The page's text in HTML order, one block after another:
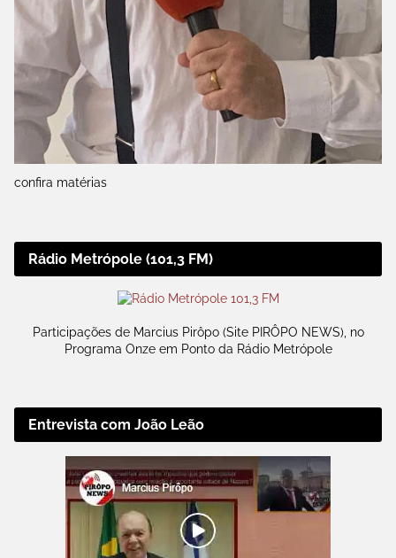
confira matérias
Rádio Metrópole (101,3 FM)
Participações de Marcius Pirôpo (Site PIRÔPO NEWS), no
Programa Onze em Ponto da Rádio Metrópole
Entrevista com João Leão